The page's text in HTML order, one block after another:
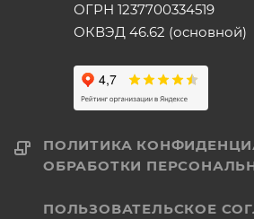
ОГРН 1237700334519
ОКВЭД 46.62 (основной)
ПОЛИТИКА
ОБРАБОТКИ
ПОЛЬЗОВАТЕЛЬСКОЕ